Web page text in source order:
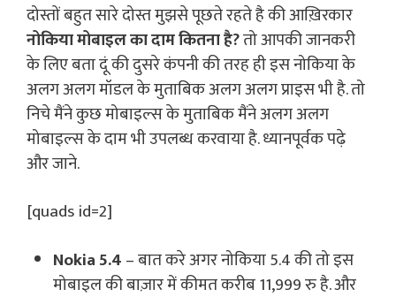
दोस्तों बहुत सारे दोस्त मुझसे पूछते रहते है की आख़िरकार
नोकिया मोबाइल का दाम कितना है?तो आपकी जानकरी
के लिए बता दूं की दुसरे कंपनी की तरह ही इस नोकिया के
अलग अलग मॉडल के मुताबिक अलग अलग प्राइस भी है. तो
निचे मैंने कुछ मोबाइल्स के मुताबिक मैंने अलग अलग
मोबाइल्स के दाम भी उपलब्ध करवाया है. ध्यानपूर्वक पढ़े
और जाने.
[quads id=2]
Nokia 5.4– बात करे अगर नोकिया 5.4 की तो इस
मोबाइल की बाज़ार में कीमत करीब 11,999 रु है. और